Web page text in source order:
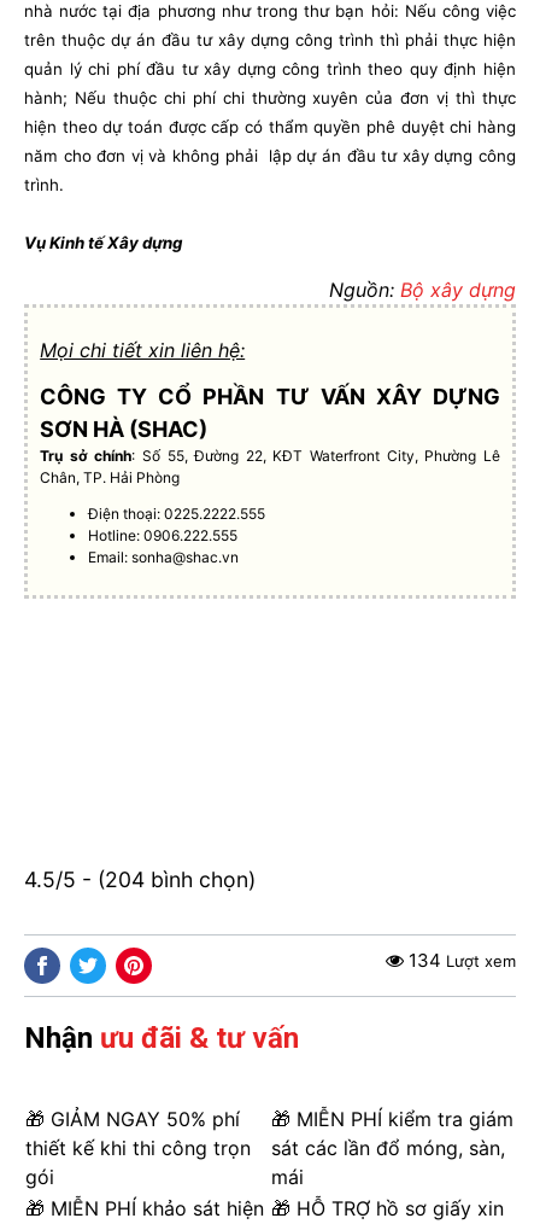
nhà nước tại địa phương như trong thư bạn hỏi: Nếu công việc
trên thuộc dự án đầu tư xây dựng công trình thì phải thực hiện
quản lý chi phí đầu tư xây dựng công trình theo quy định hiện
hành; Nếu thuộc chi phí chi thường xuyên của đơn vị thì thực
hiện theo dự toán được cấp có thẩm quyền phê duyệt chi hàng
năm cho đơn vị và không phải lập dự án đầu tư xây dựng công
trình.
Vụ Kinh tế Xây dựng
Nguồn: Bộ xây dựng
Mọi chi tiết xin liên hệ:
CÔNG TY CỔ PHẦN TƯ VẤN XÂY DỰNG
SƠN HÀ (SHAC)
Trụ sở chính: Số 55, Đường 22, KĐT Waterfront City, Phường Lê
Chân, TP. Hải Phòng
Điện thoại: 0225.2222.555
Hotline: 0906.222.555
Email:sonha@shac.vn
4.5/5 - (204 bình chọn)
134 Lượt xem
Nhận ưu đãi & tư vấn
🎁 GIẢM NGAY 50% phí
thiết kế khi thi công trọn
gói
🎁 MIỄN PHÍ kiểm tra giám
sát các lần đổ móng, sàn,
mái
🎁 MIỄN PHÍ khảo sát hiện 🎁 HỖ TRỢ hồ sơ giấy xin